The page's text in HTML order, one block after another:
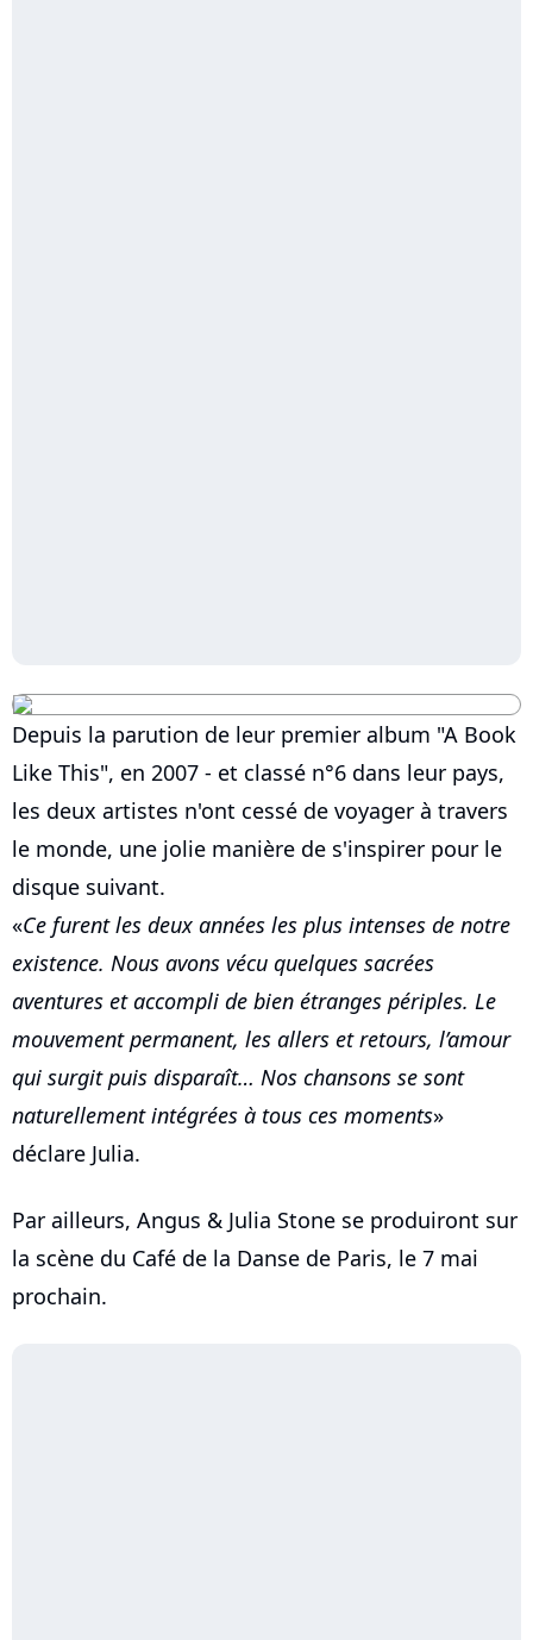
Depuis la parution de leur premier album "A Book
Like This", en 2007 - et classé n°6 dans leur pays,
les deux artistes n'ont cessé de voyager à travers
le monde, une jolie manière de s'inspirer pour le
disque suivant.
«Ce furent les deux années les plus intenses de notre
existence. Nous avons vécu quelques sacrées
aventures et accompli de bien étranges périples. Le
mouvement permanent, les allers et retours, l’amour
qui surgit puis disparaît… Nos chansons se sont
naturellement intégrées à tous ces moments»
déclare Julia.
Par ailleurs, Angus & Julia Stone se produiront sur
la scène du Café de la Danse de Paris, le 7 mai
prochain.